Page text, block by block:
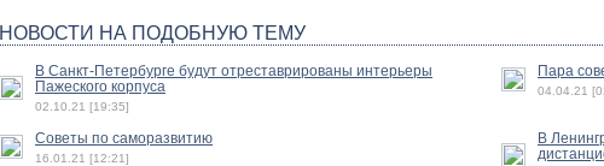
НОВОСТИ НА ПОДОБНУЮ ТЕМУ
В Санкт-Петербурге будут отреставрированы интерьеры
Пажеского корпуса
02.10.21 [19:35]
Пара
04.04.21
Советы по саморазвитию
16.01.21 [12:21]
В